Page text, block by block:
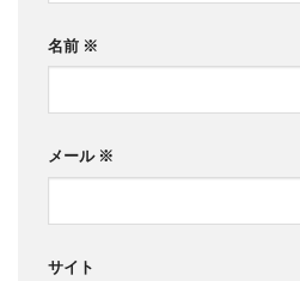
名前 ※
メール ※
サイト